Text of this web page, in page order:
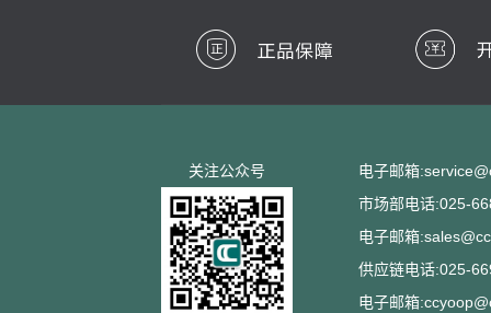
关注公众号
电子邮箱
市场部电话:025-
电子邮箱
供应链电话:025-
电子邮箱